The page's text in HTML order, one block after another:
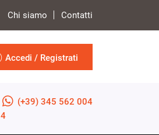
Chi siamo Contatti
Accedi / Registrati
(+39) 345 562 004
4